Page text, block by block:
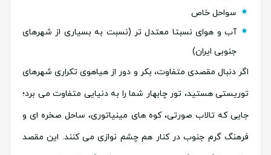
سواحل خاص
آب و هوای نسبتا معتدل تر (نسبت به بسیاری از شهرهای
جنوبی ایران)
اگر دنبال مقصدی متفاوت، بکر و دور از هیاهوی تکراری شهرهای
توریستی هستید، تور چابهار شما را به دنیایی متفاوت می برد؛
جایی که تالاب صورتی، کوه های مینیاتوری، ساحل صخره ای و
فرهنگ گرم جنوب در کنار هم چشم نوازی می کنند. این مقصد